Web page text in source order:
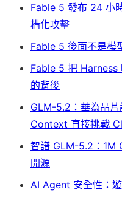
Fable 5 發布 24 小
構化攻擊
Fable 5 後面不是模
Fable 5 把
的背後
GLM-5.2：華為晶
Context 直接挑戰
智譜 GLM-5.2：1M
開源
AI Agent 安全性：